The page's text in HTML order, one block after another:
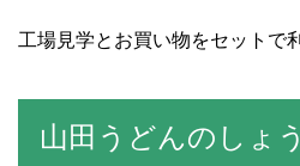
工場見学とお買い物をセットで
山田うどんのしょ